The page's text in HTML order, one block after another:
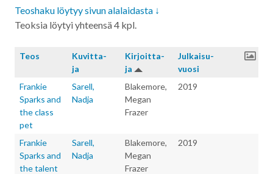
Teoshaku löytyy sivun alalaidasta ↓
Teoksia löytyi yhteensä 4 kpl.
Teos
Kuvitta­
ja
Kirjoitta­
ja
Julkaisu­
vuosi
Frankie
Sparks and
the class
pet
Sarell,
Nadja
Blakemore,
Megan
Frazer
2019
Frankie
Sparks and
the talent
Sarell,
Nadja
Blakemore,
Megan
Frazer
2019